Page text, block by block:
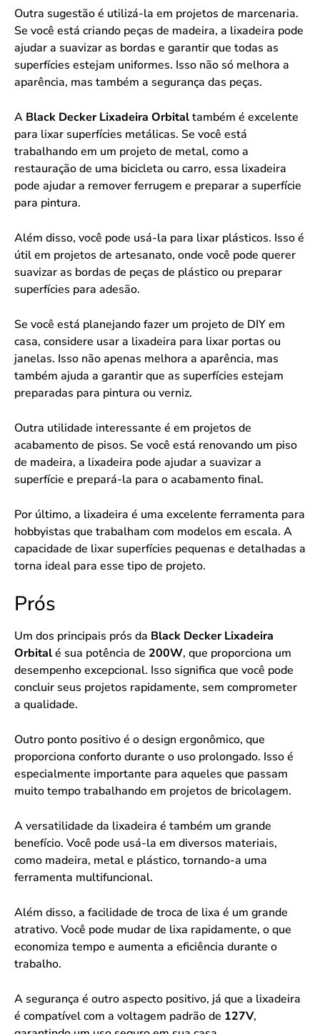
Outra sugestão é utilizá-la em projetos de marcenaria.
Se você está criando peças de madeira, a lixadeira pode
ajudar a suavizar as bordas e garantir que todas as
superfícies estejam uniformes. Isso não só melhora a
aparência, mas também a segurança das peças.
A Black Decker Lixadeira Orbitaltambém é excelente
para lixar superfícies metálicas. Se você está
trabalhando em um projeto de metal, como a
restauração de uma bicicleta ou carro, essa lixadeira
pode ajudar a remover ferrugem e preparar a superfície
para pintura.
Além disso, você pode usá-la para lixar plásticos. Isso é
útil em projetos de artesanato, onde você pode querer
suavizar as bordas de peças de plástico ou preparar
superfícies para adesão.
Se você está planejando fazer um projeto de DIY em
casa, considere usar a lixadeira para lixar portas ou
janelas. Isso não apenas melhora a aparência, mas
também ajuda a garantir que as superfícies estejam
preparadas para pintura ou verniz.
Outra utilidade interessante é em projetos de
acabamento de pisos. Se você está renovando um piso
de madeira, a lixadeira pode ajudar a suavizar a
superfície e prepará-la para o acabamento final.
Por último, a lixadeira é uma excelente ferramenta para
hobbyistas que trabalham com modelos em escala. A
capacidade de lixar superfícies pequenas e detalhadas a
torna ideal para esse tipo de projeto.
Prós
Um dos principais prós da Black Decker Lixadeira
Orbitalé sua potência de 200W, que proporciona um
desempenho excepcional. Isso significa que você pode
concluir seus projetos rapidamente, sem comprometer
a qualidade.
Outro ponto positivo é o design ergonômico, que
proporciona conforto durante o uso prolongado. Isso é
especialmente importante para aqueles que passam
muito tempo trabalhando em projetos de bricolagem.
A versatilidade da lixadeira é também um grande
benefício. Você pode usá-la em diversos materiais,
como madeira, metal e plástico, tornando-a uma
ferramenta multifuncional.
Além disso, a facilidade de troca de lixa é um grande
atrativo. Você pode mudar de lixa rapidamente, o que
economiza tempo e aumenta a eficiência durante o
trabalho.
A segurança é outro aspecto positivo, já que a lixadeira
é compatível com a voltagem padrão de 127V,